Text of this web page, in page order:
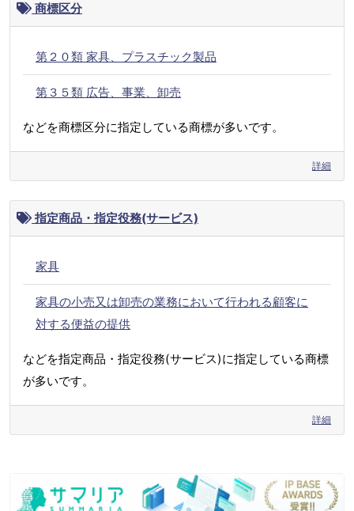
商標区分
第２０類 家具、プラスチック製品
第３５類 広告、事業、卸売
などを商標区分に指定している商標が多いです。
詳細
指定商品・指定役務(サービス)
家具
家具の小売又は卸売の業務において行われる顧客に
対する便益の提供
などを指定商品・指定役務(サービス)に指定している商標
が多いです。
詳細